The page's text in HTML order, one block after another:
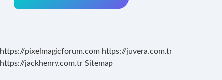
https://pixelmagicforum.com https://juvera.com.tr
https://jackhenry.com.tr Sitemap